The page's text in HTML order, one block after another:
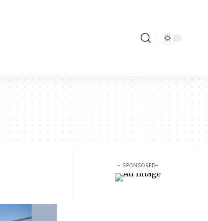
- SPONSORED-